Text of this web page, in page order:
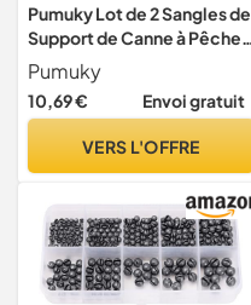
Pumuky Lot de 2 Sangles de
Support de Canne à Pêche
pour Voiture
Pumuky
10,69 € Envoi gratuit
VERS L'OFFRE